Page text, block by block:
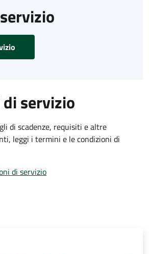
servizio
di scadenze, requisiti e altre
leggi i termini e le condizioni di
di servizio